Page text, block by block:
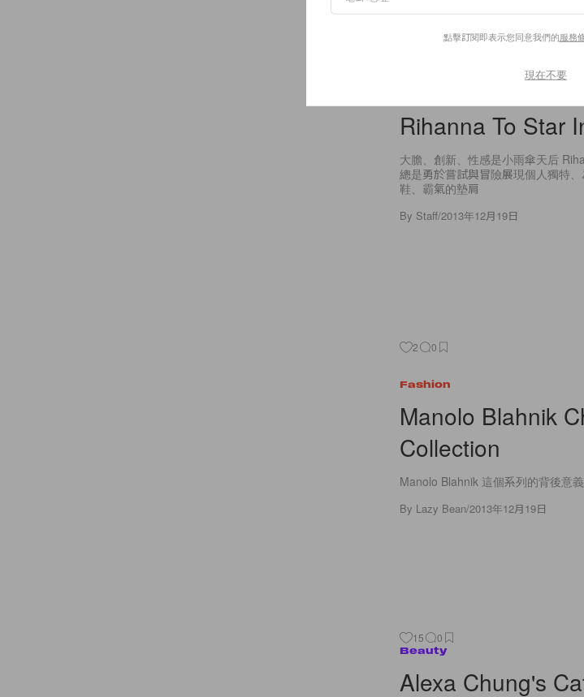
Rihanna To Star
大膽、創新、性感是小雨傘天后
總是勇於嘗試與冒險展現個人獨特
鞋、霸氣的墊肩
By Staff/2013年12月19日
2 0
Fashion
Manolo Blahnik
Collection
Manolo Blahnik 這個系列的背後意
By Lazy Bean/2013年12月19日
15 0
Beauty
Alexa Chung's
點擊訂閱即表示您同意我們的服務
現在不要